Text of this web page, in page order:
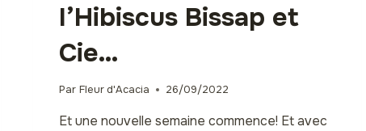
l’Hibiscus Bissap et
Cie…
Par Fleur d'Acacia 26/09/2022
Et une nouvelle semaine commence! Et avec